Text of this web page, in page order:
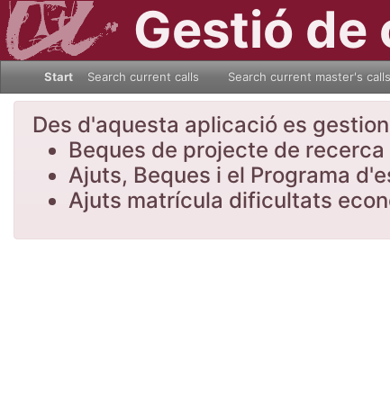
Gestió de
Start Search current calls Search current master's calls
Des d'aquesta aplicació es
Beques de projecte de
Ajuts, Beques i el Programa
Ajuts matrícula dificultats